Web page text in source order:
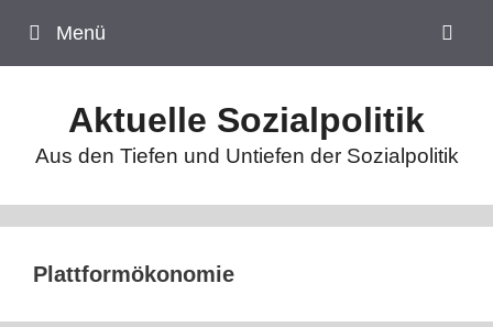
Inhalt
springen
Menü
Aktuelle Sozialpolitik
Aus den Tiefen und Untiefen der Sozialpolitik
Plattformökonomie